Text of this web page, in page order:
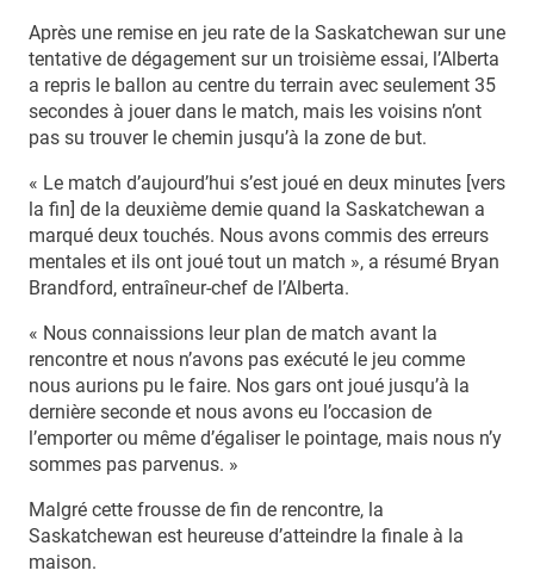
Après une remise en jeu rate de la Saskatchewan sur une
tentative de dégagement sur un troisième essai, l’Alberta
a repris le ballon au centre du terrain avec seulement 35
secondes à jouer dans le match, mais les voisins n’ont
pas su trouver le chemin jusqu’à la zone de but.
« Le match d’aujourd’hui s’est joué en deux minutes [vers
la fin] de la deuxième demie quand la Saskatchewan a
marqué deux touchés. Nous avons commis des erreurs
mentales et ils ont joué tout un match », a résumé Bryan
Brandford, entraîneur-chef de l’Alberta.
« Nous connaissions leur plan de match avant la
rencontre et nous n’avons pas exécuté le jeu comme
nous aurions pu le faire. Nos gars ont joué jusqu’à la
dernière seconde et nous avons eu l’occasion de
l’emporter ou même d’égaliser le pointage, mais nous n’y
sommes pas parvenus. »
Malgré cette frousse de fin de rencontre, la
Saskatchewan est heureuse d’atteindre la finale à la
maison.